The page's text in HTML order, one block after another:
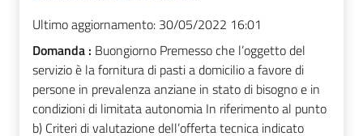
Ultimo aggiornamento: 30/05/2022 16:01
Domanda : Buongiorno Premesso che l’oggetto del
servizio è la fornitura di pasti a domicilio a favore di
persone in prevalenza anziane in stato di bisogno e in
condizioni di limitata autonomia In riferimento al punto
b) Criteri di valutazione dell’offerta tecnica indicato